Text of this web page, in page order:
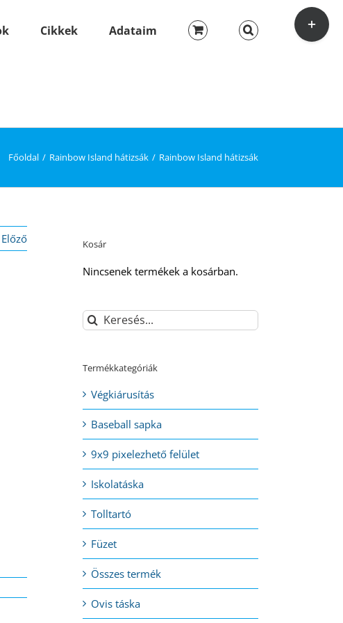
Cikkek Adataim
Főoldal Rainbow Island hátizsák Rainbow Island hátizsák
Előző Kosár
Nincsenek termékek a kosárban.
Keresés...
Termékkategóriák
Végkiárusítás
Baseball sapka
9x9 pixelezhető felület
Iskolatáska
Tolltartó
Füzet
Összes termék
Ovis táska
Toggle
Sliding
Bar